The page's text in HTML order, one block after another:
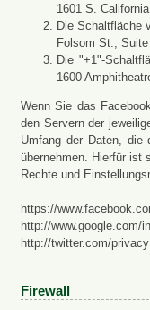
1601 S.
Die Schaltfläche
Folsom St.,
Die "+1"-
1600
Wenn Sie das
den Servern der
Umfang der Daten, die
übernehmen. Hierfür ist
Rechte und
https://
http://www.google.com/
http://twitter.com/privacy
Firewall